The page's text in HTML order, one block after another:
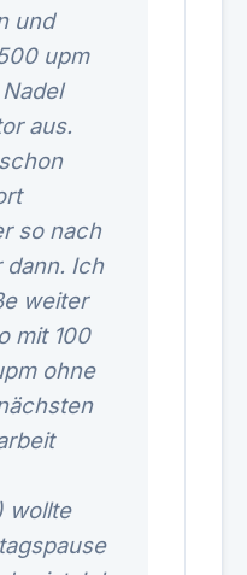
und
upm
aus.
so nach
dann. Ich
weiter
mit 100
ohne
wollte